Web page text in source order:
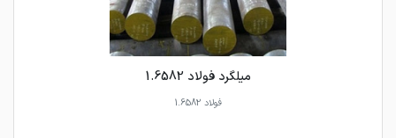
میلگرد فولاد 1.6582
فولاد 1.6582